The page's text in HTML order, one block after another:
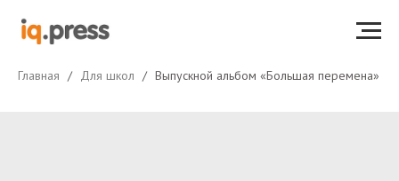
Главная Для школ Выпускной альбом «Большая перемена»